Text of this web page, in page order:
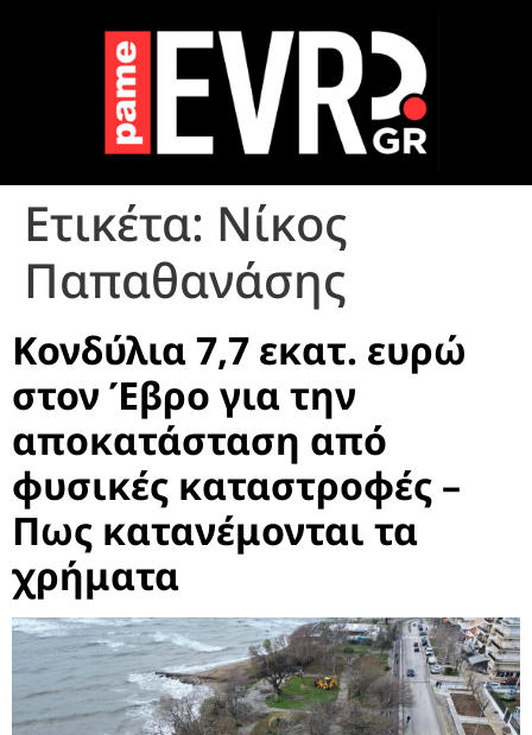
Ετικέτα: Νίκος
Παπαθανάσης
Κονδύλια 7,7 εκατ. ευρώ
στον Έβρο για την
αποκατάσταση από
φυσικές καταστροφές –
Πως κατανέμονται τα
χρήματα